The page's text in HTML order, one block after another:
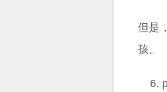
但是
孩。